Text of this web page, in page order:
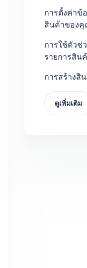
การตั้งค่าข้
สินค้าของ
การใช้ตัวช่
รายการสิน
การสร้างสิ
ดูเพิ่มเติม